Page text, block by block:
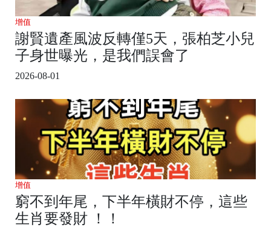
增值
謝賢遺產風波反轉僅5天，張柏芝小兒
子身世曝光，是我們誤會了
2026-08-01
增值
窮不到年尾，下半年橫財不停，這些
生肖要發財 ！！